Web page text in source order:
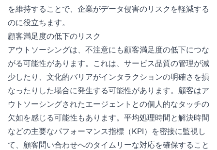
を維持することで、企業がデータ侵害のリスクを軽減する
のに役立ちます。
顧客満足度の低下のリスク
アウトソーシングは、不注意にも顧客満足度の低下につな
がる可能性があります。これは、サービス品質の管理が減
少したり、文化的バリアがインタラクションの明確さを損
なったりした場合に発生する可能性があります。顧客はア
ウトソーシングされたエージェントとの個人的なタッチの
欠如を感じる可能性もあります。平均処理時間と解決時間
などの主要なパフォーマンス指標（KPI）を密接に監視し
て、顧客問い合わせへのタイムリーな対応を確保すること